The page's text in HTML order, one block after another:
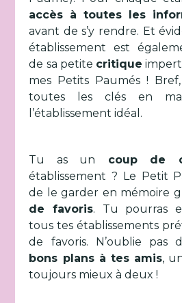
accès à toutes les
avant de s’y rendre. Et
établissement est
de sa petite critique
mes Petits Paumés !
toutes les clés en
l’établissement idéal.
Tu as un coup de
établissement ? Le Petit
de le garder en mémoire
de favoris. Tu pourras
tous tes établissements
de favoris. N’oublie pas
bons plans à tes amis,
toujours mieux à deux !